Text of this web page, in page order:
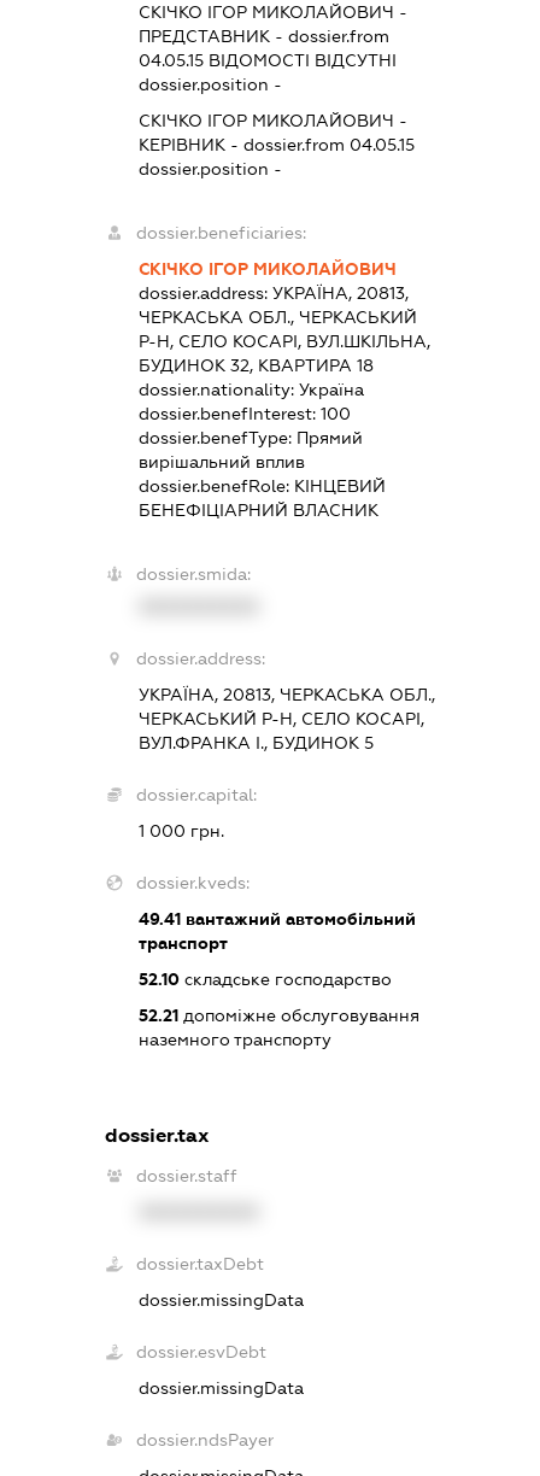
СКІЧКО ІГОР МИКОЛАЙОВИЧ -
ПРЕДСТАВНИК - dossier.from
04.05.15ВІДОМОСТІ ВІДСУТНІ
dossier.position -
СКІЧКО ІГОР МИКОЛАЙОВИЧ -
КЕРІВНИК - dossier.from 04.05.15
dossier.position -
dossier.beneficiaries:
СКІЧКО ІГОР МИКОЛАЙОВИЧ
dossier.address: УКРАЇНА, 20813,
ЧЕРКАСЬКА ОБЛ., ЧЕРКАСЬКИЙ
Р-Н, СЕЛО КОСАРІ, ВУЛ.ШКІЛЬНА,
БУДИНОК 32, КВАРТИРА 18
dossier.nationality: Україна
dossier.benefInterest: 100
dossier.benefType: Прямий
вирішальний вплив
dossier.benefRole: КІНЦЕВИЙ
БЕНЕФІЦІАРНИЙ ВЛАСНИК
dossier.smida:
dossier.address:
УКРАЇНА, 20813, ЧЕРКАСЬКА ОБЛ.,
ЧЕРКАСЬКИЙ Р-Н, СЕЛО КОСАРІ,
ВУЛ.ФРАНКА І., БУДИНОК 5
dossier.capital:
1 000 грн.
dossier.kveds:
49.41вантажний автомобільний
транспорт
52.10складське господарство
52.21допоміжне обслуговування
наземного транспорту
dossier.tax
dossier.staff
dossier.taxDebt
dossier.missingData
dossier.esvDebt
dossier.missingData
dossier.ndsPayer